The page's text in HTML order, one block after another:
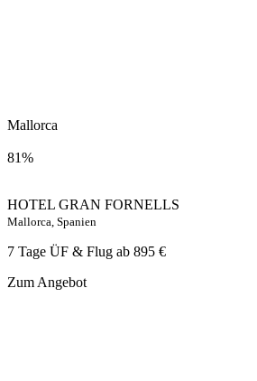
Mallorca
81%
HOTEL GRAN FORNELLS
Mallorca, Spanien
7 Tage ÜF & Flug ab 895 €
Zum Angebot